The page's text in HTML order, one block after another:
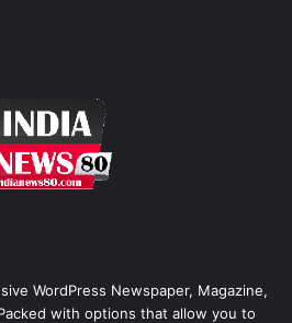
WordPress Newspaper, Magazine,
with options that allow you to